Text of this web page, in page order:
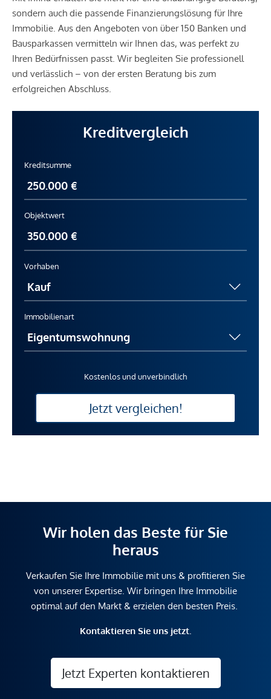
sondern auch die passende Finanzierungslösung für Ihre
Immobilie. Aus den Angeboten von über 150 Banken und
Bausparkassen vermitteln wir Ihnen das, was perfekt zu
Ihren Bedürfnissen passt. Wir begleiten Sie professionell
und verlässlich – von der ersten Beratung bis zum
erfolgreichen Abschluss.
Kreditvergleich
Kreditsumme
Objektwert
Vorhaben
Immobilienart
Kostenlos und unverbindlich
Jetzt vergleichen!
Wir holen das Beste für Sie
heraus
Verkaufen Sie Ihre Immobilie mit uns & profitieren Sie
von unserer Expertise. Wir bringen Ihre Immobilie
optimal auf den Markt & erzielen den besten Preis.
Kontaktieren Sie uns jetzt.
Jetzt Experten kontaktieren